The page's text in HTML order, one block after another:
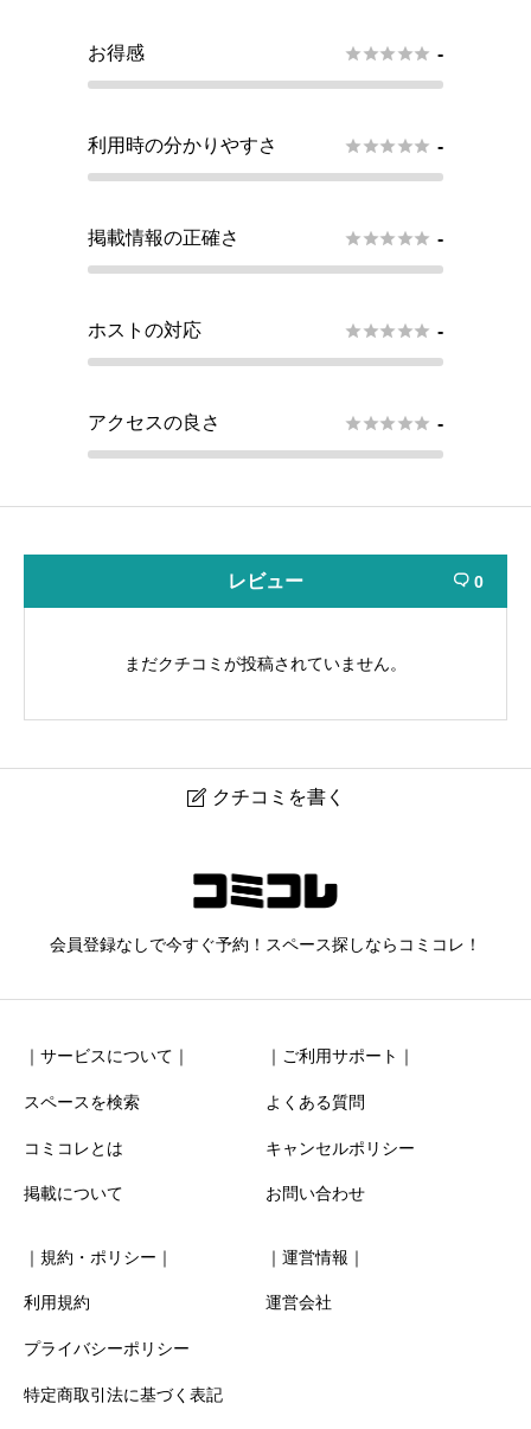
お得感  -
利用時の分かりやすさ  -
掲載情報の正確さ  -
ホストの対応  -
アクセスの良さ  -
レビュー  0
まだクチコミが投稿されていません。
 クチコミを書く
ニックネーム 任意
清潔感
お得感
星の数をお選びください
会員登録なしで今すぐ予約！スペース探しならコミコレ！
｜サービスについて｜
スペースを検索
コミコレとは
掲載について
｜ご利用サポート｜
よくある質問
キャンセルポリシー
お問い合わせ
｜規約・ポリシー｜
利用規約
プライバシーポリシー
特定商取引法に基づく表記
｜運営情報｜
運営会社